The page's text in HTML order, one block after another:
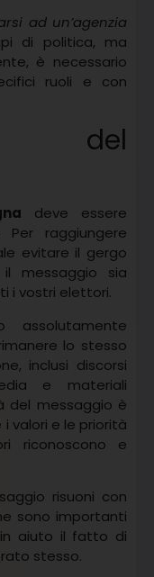
ad un’agenzia
di politica, ma
è necessario
ruoli e con
del
deve essere
raggiungere
evitare il gergo
il messaggio sia
i vostri elettori.
lo stesso
inclusi discorsi
e materiali
del messaggio è
valori e le priorità
riconoscono e
risuoni con
sono importanti
aiuto il fatto di
stesso.